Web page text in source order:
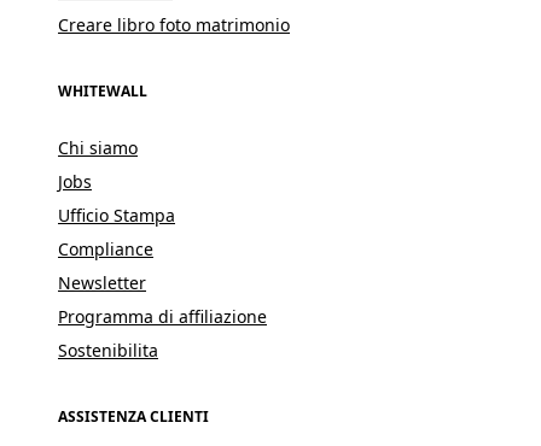
Creare libro foto matrimonio
WHITEWALL
Chi siamo
Jobs
Ufficio Stampa
Compliance
Newsletter
Programma di affiliazione
Sostenibilita
ASSISTENZA CLIENTI